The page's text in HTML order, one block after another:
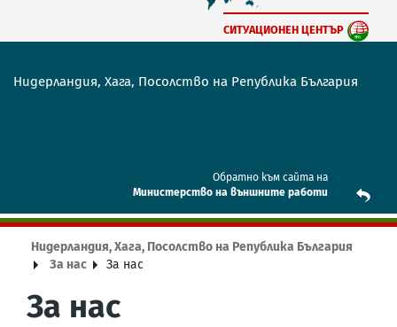
СИТУАЦИОНЕН ЦЕНТЪР
Нидерландия, Хага, Посолство на Република България
Обратно към сайта на
Mинистерство на външните работи
Нидерландия, Хага, Посолство на Република България
За нас
За нас
За нас